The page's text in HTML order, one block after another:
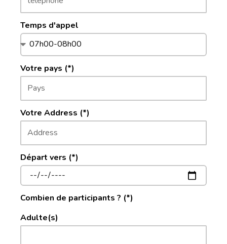
Temps d'appel
Votre pays (*)
Votre Address (*)
Départ vers (*)
Combien de participants ? (*)
Adulte(s)